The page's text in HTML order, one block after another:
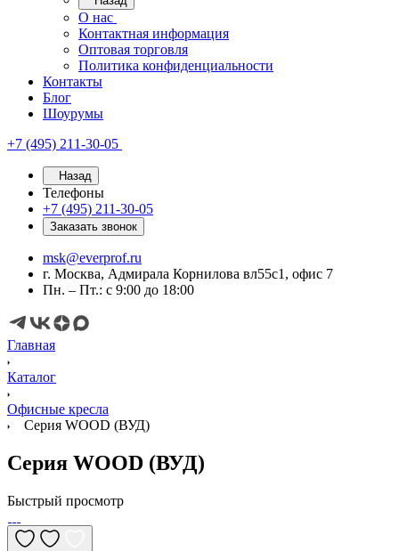
О нас
Контактная информация
Оптовая торговля
Политика конфиденциальности
Контакты
Блог
Шоурумы
+7 (495) 211-30-05
Назад
Телефоны
+7 (495) 211-30-05
Заказать звонок
msk@everprof.ru
г. Москва, Адмирала Корнилова вл55с1, офис 7
Пн. – Пт.: с 9:00 до 18:00
Главная
Каталог
Офисные кресла
Серия WOOD (ВУД)
Серия WOOD (ВУД)
Быстрый просмотр